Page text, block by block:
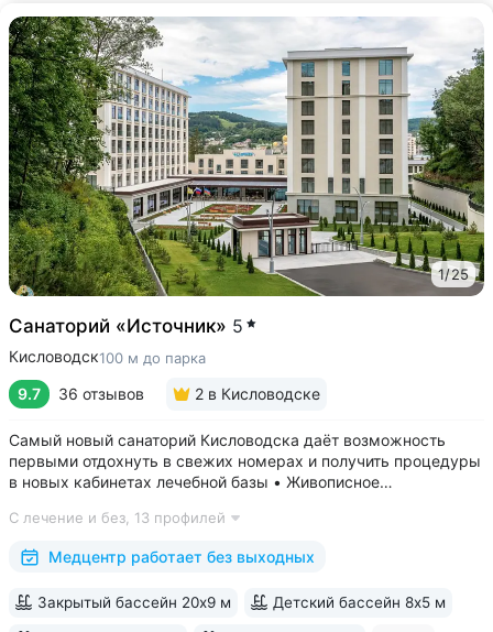
1/25
Санаторий «Источник» 5
Кисловодск100 м до парка
9.7 36 отзывов 2 в Кисловодске
Самый новый санаторий Кисловодска даёт возможность
первыми отдохнуть в свежих номерах и получить процедуры
в новых кабинетах лечебной базы • Живописное
галереей и Каскадной лестницей • Свой выход в Курортный
парк, поблизости проходят маршруты...
С лечение и без, 13 профилей
Медцентр работает без выходных
Закрытый бассейн 20х9 м Детский бассейн 8х5 м